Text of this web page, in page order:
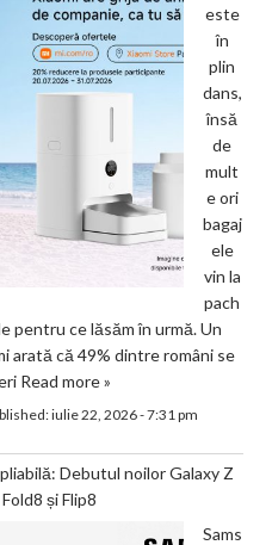
este
în
plin
dans,
însă
de
mult
e ori
bagaj
ele
vin la
pach
pentru ce lăsăm în urmă. Un
arată că 49% dintre români se
Read more »
iulie 22, 2026 - 7:31 pm
Debutul noilor Galaxy Z
și Flip8
Sams